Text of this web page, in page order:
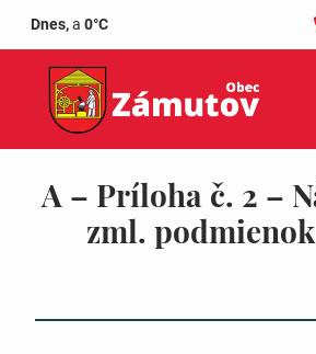
Dnes,a 0°C
A – Príloha č. 2 –
zml.